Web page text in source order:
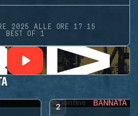
2025 ALLE ORE 17:15
BEST OF 1
2 BANNATA